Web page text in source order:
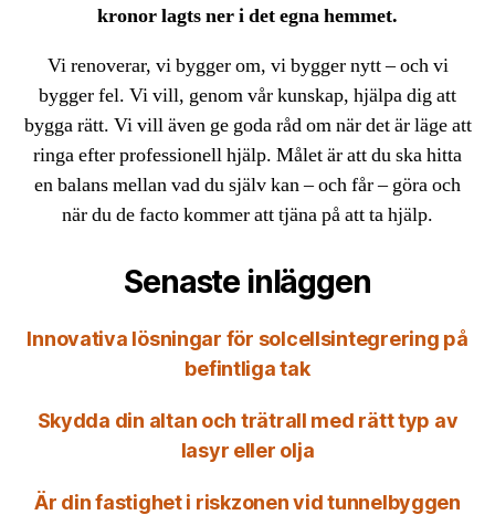
kronor lagts ner i det egna hemmet.
Vi renoverar, vi bygger om, vi bygger nytt – och vi
bygger fel. Vi vill, genom vår kunskap, hjälpa dig att
bygga rätt. Vi vill även ge goda råd om när det är läge att
ringa efter professionell hjälp. Målet är att du ska hitta
en balans mellan vad du själv kan – och får – göra och
när du de facto kommer att tjäna på att ta hjälp.
Senaste inläggen
Innovativa lösningar för solcellsintegrering på
befintliga tak
Skydda din altan och trätrall med rätt typ av
lasyr eller olja
Är din fastighet i riskzonen vid tunnelbyggen